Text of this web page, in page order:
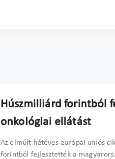
Húszmilliárd forintból
onkológiai ellátást
Az elmúlt hétéves európai uniós
forintból fejlesztették a